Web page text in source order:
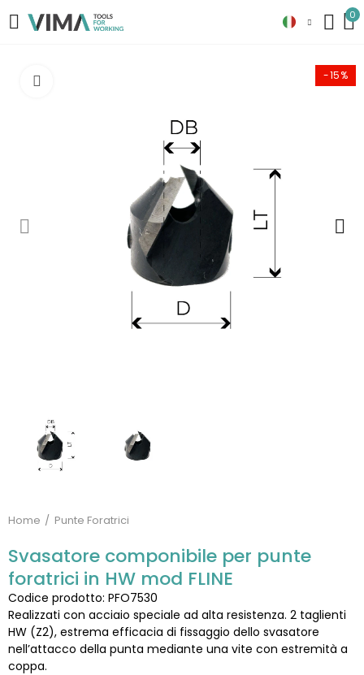
0
-15%
Home Punte Foratrici
Svasatore componibile per punte
foratrici in HW mod FLINE
Codice prodotto: PFO7530
Realizzati con acciaio speciale ad alta resistenza. 2 taglienti
HW (Z2), estrema efficacia di fissaggio dello svasatore
nell’attacco della punta mediante una vite con estremità a
coppa.